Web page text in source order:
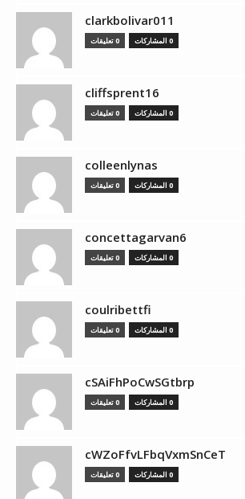
clarkbolivar011
0 المشاركات 0 تعليقات
cliffsprent16
0 المشاركات 0 تعليقات
colleenlynas
0 المشاركات 0 تعليقات
concettagarvan6
0 المشاركات 0 تعليقات
coulribettfi
0 المشاركات 0 تعليقات
cSAiFhPoCwSGtbrp
0 المشاركات 0 تعليقات
cWZoFfvLFbqVxmSnCeT
0 المشاركات 0 تعليقات